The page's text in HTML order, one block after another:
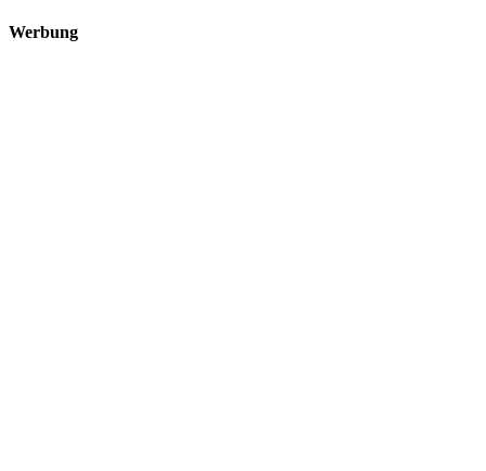
Werbung